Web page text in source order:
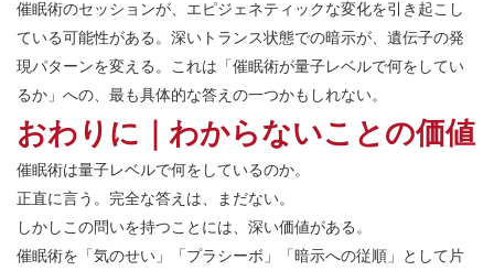
催眠術のセッションが、エピジェネティックな変化を引き起こし
ている可能性がある。深いトランス状態での暗示が、遺伝子の発
現パターンを変える。これは「催眠術が量子レベルで何をしてい
るか」への、最も具体的な答えの一つかもしれない。
おわりに｜わからないことの価値
催眠術は量子レベルで何をしているのか。
正直に言う。完全な答えは、まだない。
しかしこの問いを持つことには、深い価値がある。
催眠術を「気のせい」「プラシーボ」「暗示への従順」として片